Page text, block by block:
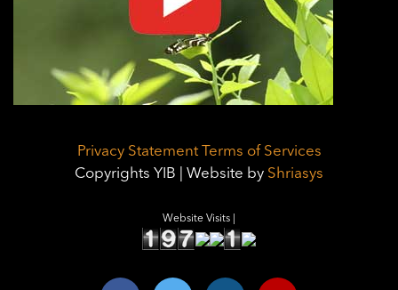
Privacy Statement Terms of Services
Copyrights YIB | Website by Shriasys
Website Visits |